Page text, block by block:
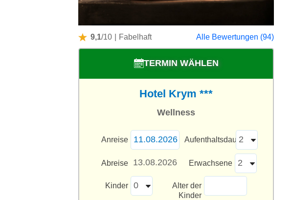
9,1/10 Fabelhaft Alle Bewertungen (94)
TERMIN WÄHLEN
Hotel Krym ***
Wellness
Anreise Aufenthaltsdauer
Abreise Erwachsene
Kinder
Alter der
Kinder